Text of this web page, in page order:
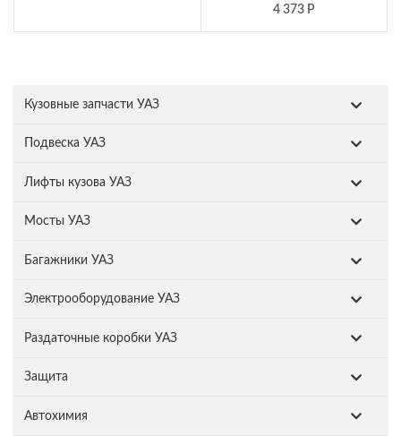
Кузовные запчасти УАЗ
Подвеска УАЗ
Лифты кузова УАЗ
Мосты УАЗ
Багажники УАЗ
Электрооборудование УАЗ
Раздаточные коробки УАЗ
Защита
Автохимия
4 373 Р